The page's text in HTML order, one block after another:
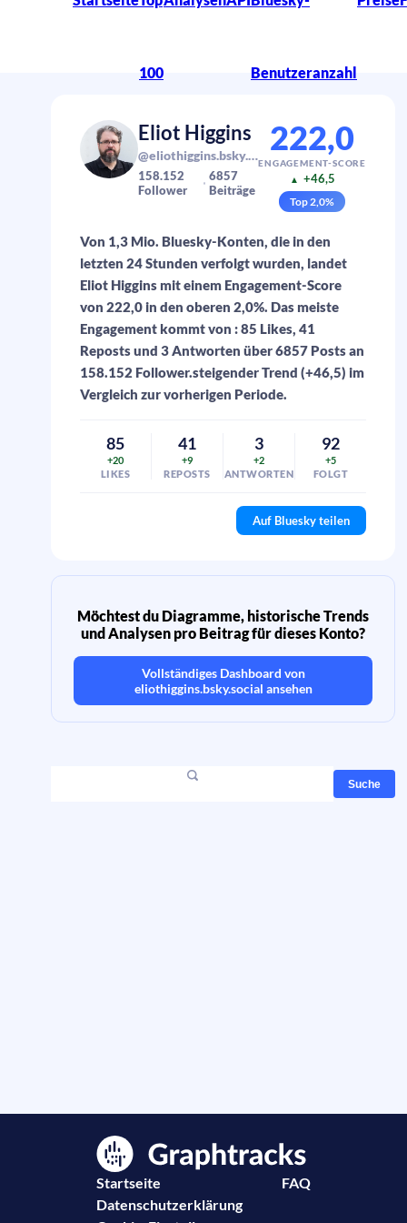
100 Benutzeranzahl
Eliot Higgins
@eliothiggins.bsky.social
158.152
Follower
6857
Beiträge
222,0
ENGAGEMENT-SCORE
▲ +46,5
Top2,0%
Von 1,3 Mio. Bluesky-Konten, die in den
letzten 24 Stunden verfolgt wurden, landet
Eliot Higgins mit einem Engagement-Score
von 222,0 in den oberen 2,0%. Das meiste
Engagement kommt von : 85 Likes, 41
Reposts und 3 Antworten über 6857 Posts an
158.152 Follower.steigender Trend (+46,5) im
Vergleich zur vorherigen Periode.
85
+20
LIKES
41
+9
REPOSTS
3
+2
ANTWORTEN
92
+5
FOLGT
Auf Bluesky teilen
Möchtest du Diagramme, historische Trends
und Analysen pro Beitrag für dieses Konto?
Vollständiges Dashboard von
eliothiggins.bsky.social ansehen
Suche
Startseite
FAQ
Datenschutzerklärung